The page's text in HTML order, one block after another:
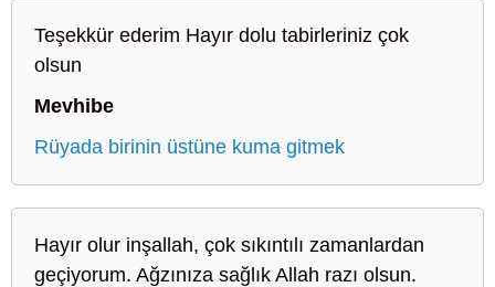
Teşekkür ederim Hayır dolu tabirleriniz çok
olsun
Mevhibe
Rüyada birinin üstüne kuma gitmek
Hayır olur inşallah, çok sıkıntılı zamanlardan
geçiyorum. Ağzınıza sağlık Allah razı olsun.